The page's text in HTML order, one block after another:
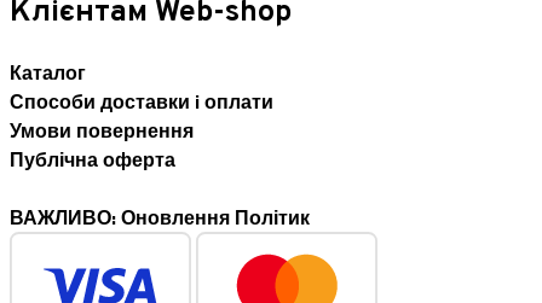
Клієнтам Web-shop
Каталог
Способи доставки i оплати
Умови повернення
Публічна оферта
ВАЖЛИВО: Оновлення Політик